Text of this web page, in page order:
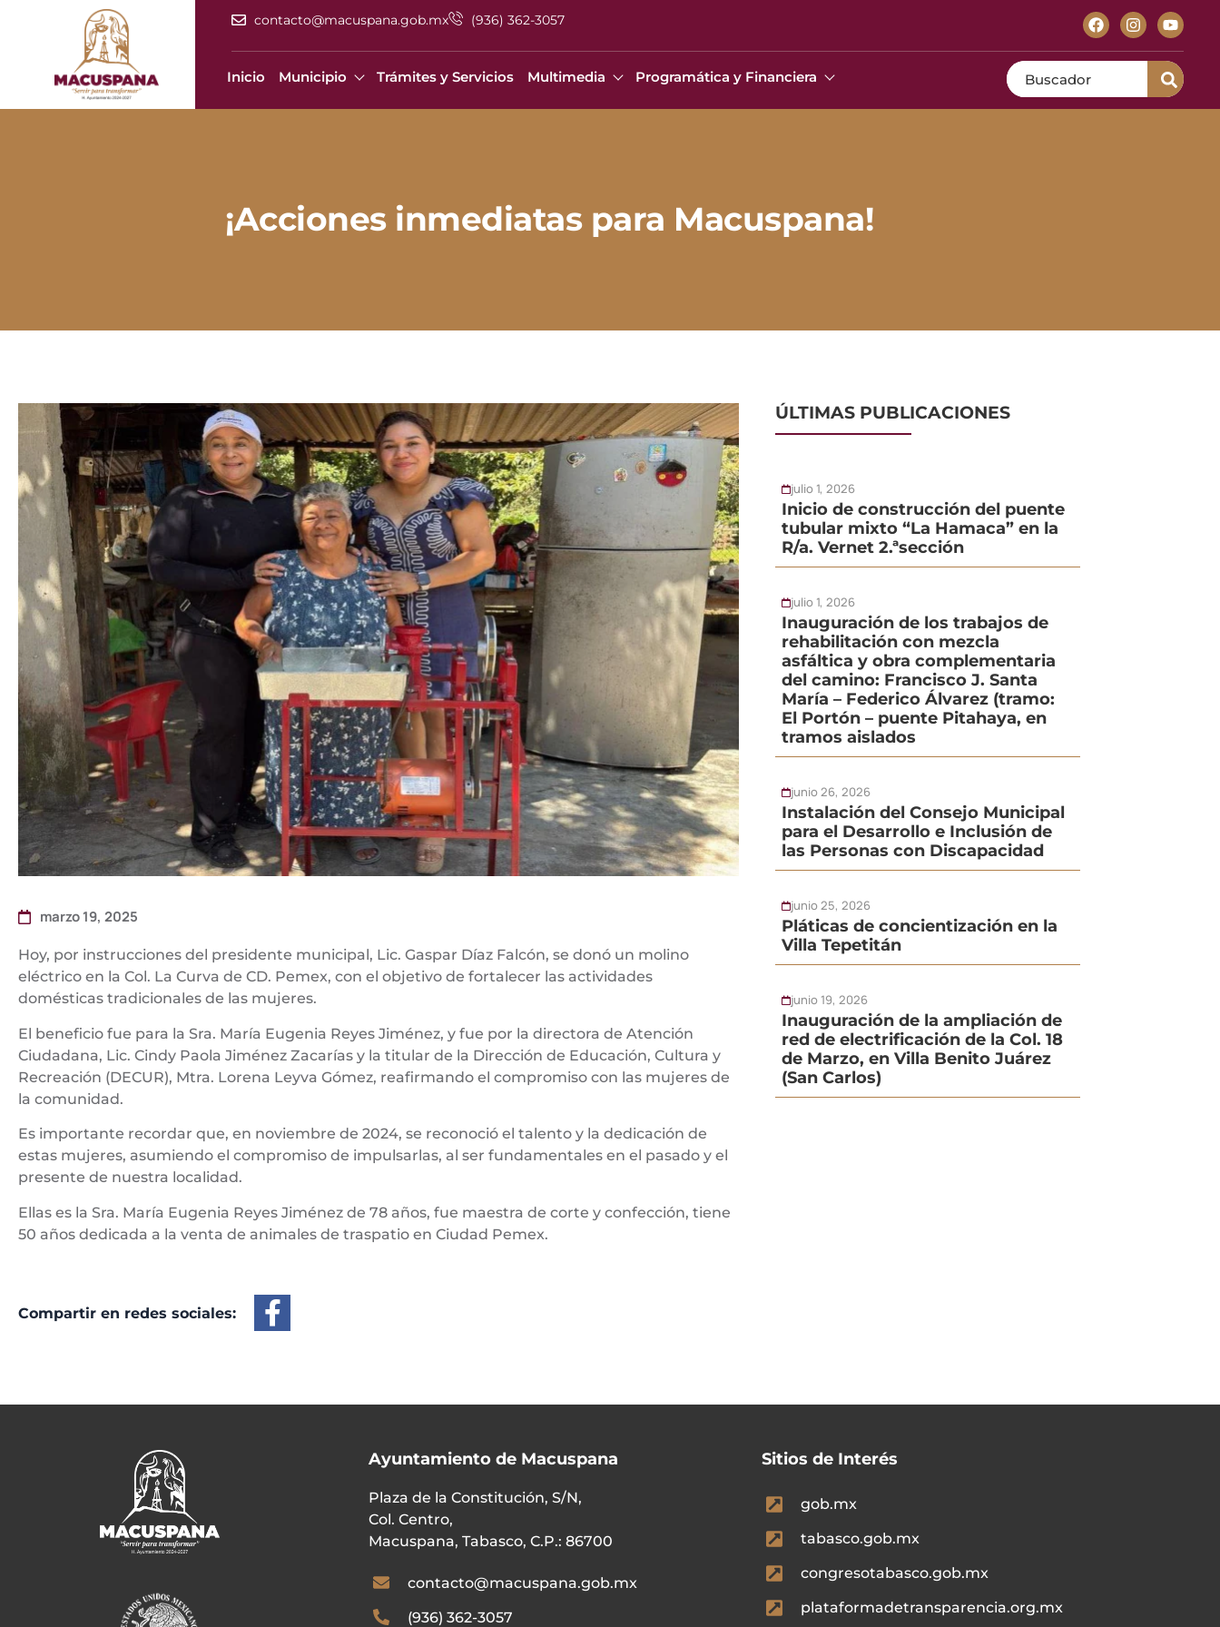
contacto@macuspana.gob.mx (936) 362-3057
Inicio Municipio Trámites y Servicios Multimedia Programática y Financiera
Search
¡Acciones inmediatas para Macuspana!
marzo 19, 2025
Hoy, por instrucciones del presidente municipal, Lic. Gaspar Díaz Falcón, se donó un molino
eléctrico en la Col. La Curva de CD. Pemex, con el objetivo de fortalecer las actividades
domésticas tradicionales de las mujeres.
El beneficio fue para la Sra. María Eugenia Reyes Jiménez, y fue por la directora de Atención
Ciudadana, Lic. Cindy Paola Jiménez Zacarías y la titular de la Dirección de Educación, Cultura y
Recreación (DECUR), Mtra. Lorena Leyva Gómez, reafirmando el compromiso con las mujeres de
la comunidad.
Es importante recordar que, en noviembre de 2024, se reconoció el talento y la dedicación de
estas mujeres, asumiendo el compromiso de impulsarlas, al ser fundamentales en el pasado y el
presente de nuestra localidad.
Ellas es la Sra. María Eugenia Reyes Jiménez de 78 años, fue maestra de corte y confección, tiene
50 años dedicada a la venta de animales de traspatio en Ciudad Pemex.
Compartir en redes sociales:
ÚLTIMAS PUBLICACIONES
julio 1, 2026
Inicio de construcción del puente
tubular mixto “La Hamaca” en la
R/a. Vernet 2.ªsección
julio 1, 2026
Inauguración de los trabajos de
rehabilitación con mezcla
asfáltica y obra complementaria
del camino: Francisco J. Santa
María – Federico Álvarez (tramo:
El Portón – puente Pitahaya, en
tramos aislados
junio 26, 2026
Instalación del Consejo Municipal
para el Desarrollo e Inclusión de
las Personas con Discapacidad
junio 25, 2026
Pláticas de concientización en la
Villa Tepetitán
junio 19, 2026
Inauguración de la ampliación de
red de electrificación de la Col. 18
de Marzo, en Villa Benito Juárez
(San Carlos)
Ayuntamiento de Macuspana
Plaza de la Constitución, S/N,
Col. Centro,
Macuspana, Tabasco, C.P.: 86700
contacto@macuspana.gob.mx
(936) 362-3057
Sitios de Interés
gob.mx
tabasco.gob.mx
congresotabasco.gob.mx
plataformadetransparencia.org.mx